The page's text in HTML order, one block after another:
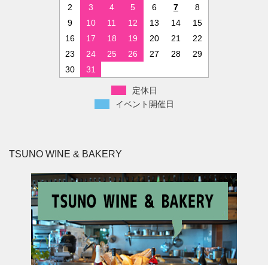
2 3 4 5 6 7
8
9
10 11 12 13 14
15
16
17 18 19 20 21
22
23
24 25 26 27 28
29
30
31
定休日
イベント開催日
TSUNO WINE & BAKERY